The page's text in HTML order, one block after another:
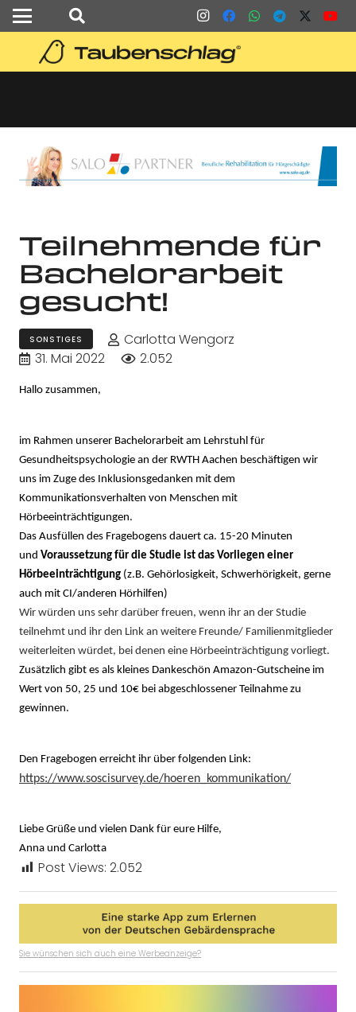
Teilnehmende für
Bachelorarbeit
gesucht!
SONSTIGES
Carlotta Wengorz
31. Mai 2022
2.052
Hallo zusammen,
im Rahmen unserer Bachelorarbeit am Lehrstuhl für
Gesundheitspsychologie an der RWTH Aachen beschäftigen wir
uns im Zuge des Inklusionsgedanken mit dem
Kommunikationsverhalten von Menschen mit
Hörbeeinträchtigungen.
Das Ausfüllen des Fragebogens dauert ca. 15-20 Minuten
und Voraussetzung für die Studie ist das Vorliegen einer
Hörbeeinträchtigung (z.B. Gehörlosigkeit, Schwerhörigkeit, gerne
auch mit CI/anderen Hörhilfen)
Wir würden uns sehr darüber freuen, wenn ihr an der Studie
teilnehmt und ihr den Link an weitere Freunde/ Familienmitglieder
weiterleiten würdet, bei denen eine Hörbeeinträchtigung vorliegt.
Zusätzlich gibt es als kleines Dankeschön Amazon-Gutscheine im
Wert von 50, 25 und 10€ bei abgeschlossener Teilnahme zu
gewinnen.
Den Fragebogen erreicht ihr über folgenden Link:
https://www.soscisurvey.de/hoeren_kommunikation/
Liebe Grüße und vielen Dank für eure Hilfe,
Anna und Carlotta
Post Views: 2.052
Sie wünschen sich auch eine Werbeanzeige?